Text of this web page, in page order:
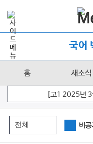
국어
홈 새소식
[고1 2025년 3
비공